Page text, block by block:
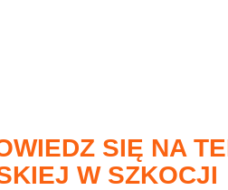
SIĘ NA
W SZKOCJI